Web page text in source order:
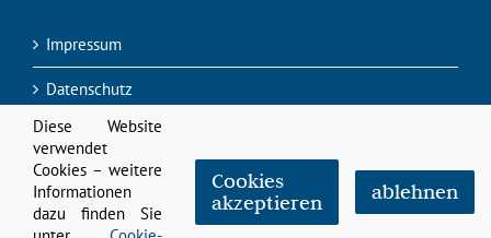
Impressum
Datenschutz
©2026 Nutzen Sie unsere sozialen Kontakte:
Diese Website
verwendet
Cookies – weitere
Informationen
dazu finden Sie
Cookies
akzeptieren
ablehnen